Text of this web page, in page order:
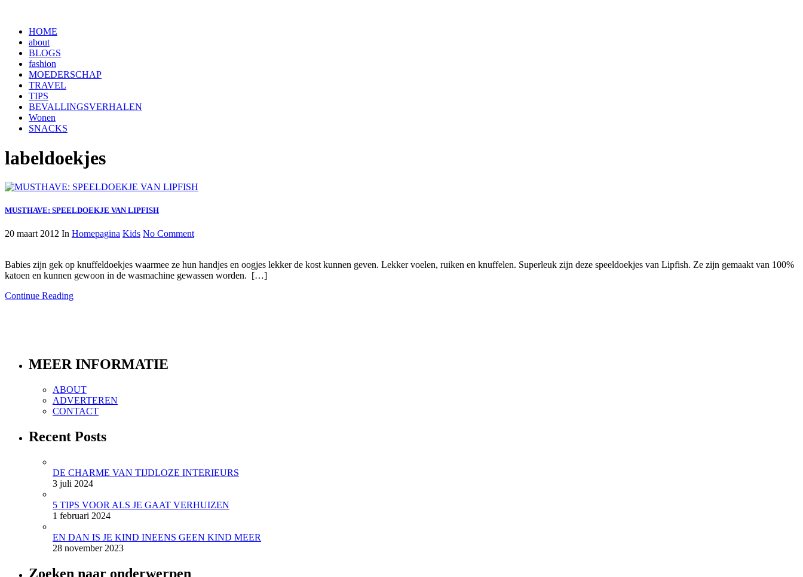
HOME
about
BLOGS
fashion
MOEDERSCHAP
TRAVEL
TIPS
BEVALLINGSVERHALEN
Wonen
SNACKS
labeldoekjes
MUSTHAVE: SPEELDOEKJE VAN LIPFISH
20 maart 2012 In Homepagina Kids No Comment
Babies zijn gek op knuffeldoekjes waarmee ze hun handjes en oogjes lekker de kost kunnen geven. Lekker voelen, ruiken en knuffelen. Superleuk zijn deze speeldoekjes van Lipfish. Ze zijn gemaakt van 100%
katoen en kunnen gewoon in de wasmachine gewassen worden. […]
Continue Reading
MEER INFORMATIE
ABOUT
ADVERTEREN
CONTACT
Recent Posts
DE CHARME VAN TIJDLOZE INTERIEURS
3 juli 2024
5 TIPS VOOR ALS JE GAAT VERHUIZEN
1 februari 2024
EN DAN IS JE KIND INEENS GEEN KIND MEER
28 november 2023
Zoeken naar onderwerpen